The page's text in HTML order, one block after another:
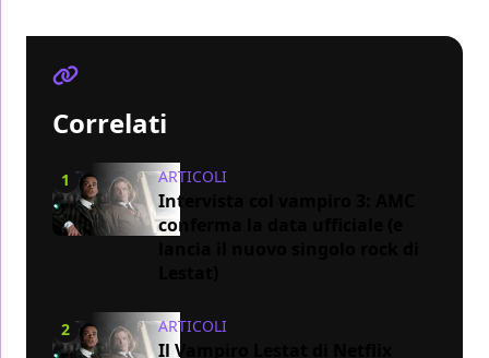
Correlati
1 ARTICOLI
Intervista col vampiro 3: AMC
conferma la data ufficiale (e
2 ARTICOLI
Il Vampiro Lestat di Netflix